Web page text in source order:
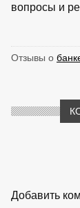
вопросы и
Отзывы о
Добавить